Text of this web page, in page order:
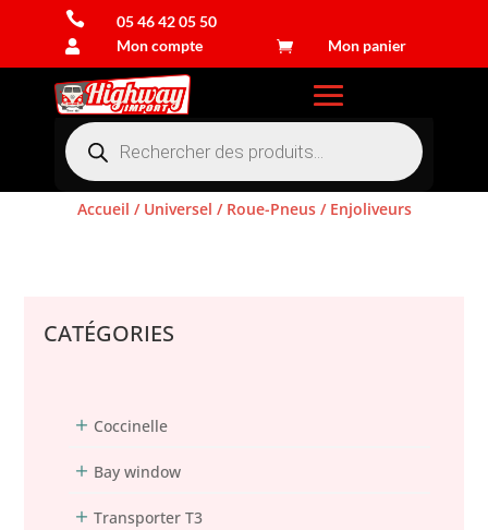
 05 46 42 05 50
 Mon compte  Mon panier
Recherche
de
produits
Accueil / Universel / Roue-Pneus/ Enjoliveurs
CATÉGORIES
Coccinelle
Bay window
Transporter T3